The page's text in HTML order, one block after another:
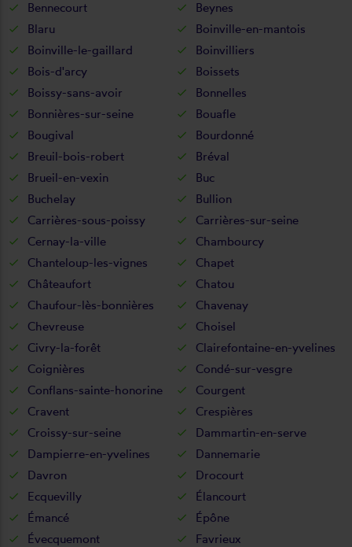
Bennecourt
Beynes
Blaru
Boinville-en-mantois
Boinville-le-gaillard
Boinvilliers
Bois-d'arcy
Boissets
Boissy-sans-avoir
Bonnelles
Bonnières-sur-seine
Bouafle
Bougival
Bourdonné
Breuil-bois-robert
Bréval
Brueil-en-vexin
Buc
Buchelay
Bullion
Carrières-sous-poissy
Carrières-sur-seine
Cernay-la-ville
Chambourcy
Chanteloup-les-vignes
Chapet
Châteaufort
Chatou
Chaufour-lès-bonnières
Chavenay
Chevreuse
Choisel
Civry-la-forêt
Clairefontaine-en-yvelines
Coignières
Condé-sur-vesgre
Conflans-sainte-honorine
Courgent
Cravent
Crespières
Croissy-sur-seine
Dammartin-en-serve
Dampierre-en-yvelines
Dannemarie
Davron
Drocourt
Ecquevilly
Élancourt
Émancé
Épône
Évecquemont
Favrieux